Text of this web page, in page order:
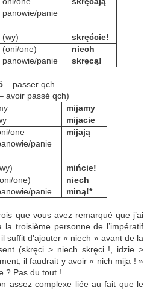
panowie/panie
(wy)
skręćcie!
(oni/one)
panowie/panie
niech
skręcą!
– passer qch
avoir passé qch)
mijamy
mijacie
one
panie
mijają
mińcie!
one)
panie
niech
miną!*
que vous avez remarqué que j’ai
troisième personne de l’impératif
suffit d’ajouter « niech » avant de la
(skręci > niech skręci !, idzie >
il faudrait y avoir « nich mija ! »
? Pas du tout !
assez complexe liée au fait que le